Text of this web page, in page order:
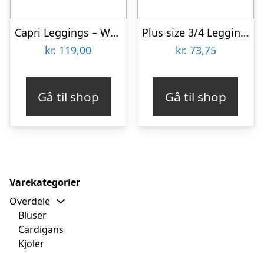
Capri Leggings – White
kr. 119,00
Gå til shop
Plus size 3/4 Leggings i Rust – Amelie Marsala Festival96120
kr. 73,75
Gå til shop
Varekategorier
Overdele
Bluser
Cardigans
Kjoler